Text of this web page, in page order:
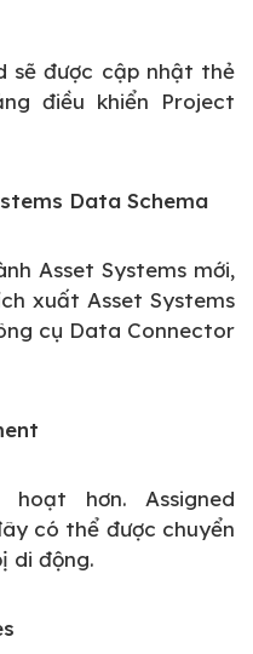
sẽ được cập nhật thẻ
điều khiển Project
Data Schema
Asset Systems mới,
xuất Asset Systems
cụ Data Connector
hơn. Assigned
có thể được chuyển
di động.